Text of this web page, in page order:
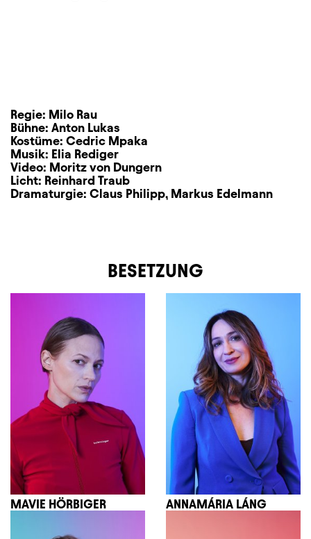
Regie: Milo Rau
Bühne: Anton Lukas
Kostüme: Cedric Mpaka
Musik: Elia Rediger
Video: Moritz von Dungern
Licht: Reinhard Traub
Dramaturgie: Claus Philipp, Markus Edelmann
BESETZUNG
MAVIE HÖRBIGER ANNAMÁRIA LÁNG